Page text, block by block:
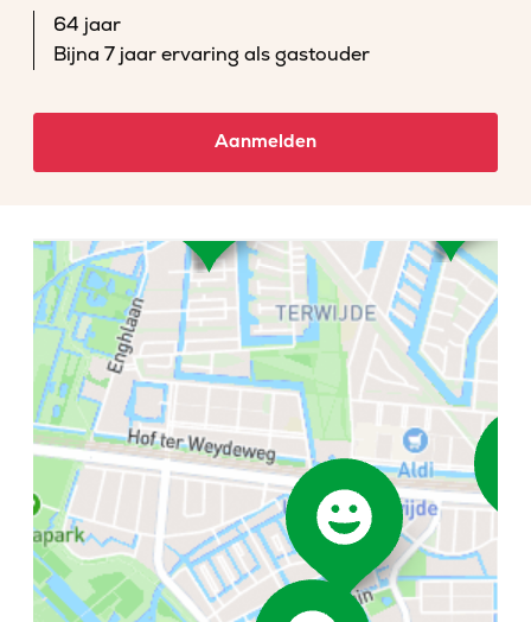
64 jaar
Bijna 7 jaar ervaring als gastouder
Aanmelden